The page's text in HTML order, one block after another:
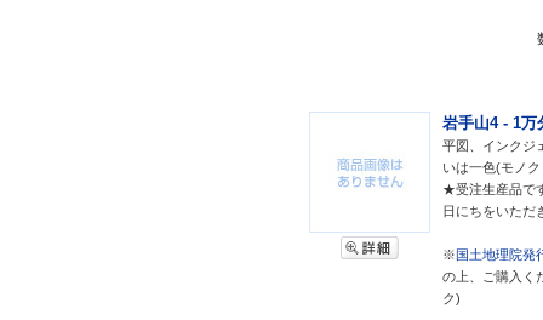
岩手山4 - 1万
平図、インクジ
いは一色(モノ
★受注生産品で
日にちをいただ
※ 国土地理院発
の上、ご購入く
ク)